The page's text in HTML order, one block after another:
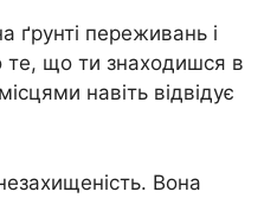
ґрунті переживань і
те, що ти знаходишся в
навіть відвідує
Вона